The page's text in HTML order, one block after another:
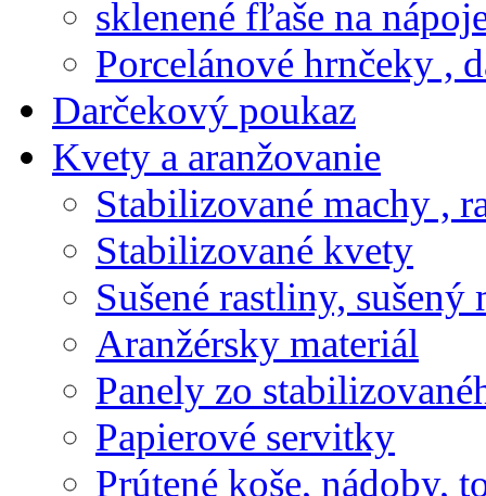
sklenené fľaše na
Porcelánové hrnčeky ,
Darčekový poukaz
Kvety a aranžovanie
Stabilizované machy ,
Stabilizované kvety
Sušené rastliny,
Aranžérsky materiál
Panely zo
Papierové servitky
Prútené koše, nádoby,